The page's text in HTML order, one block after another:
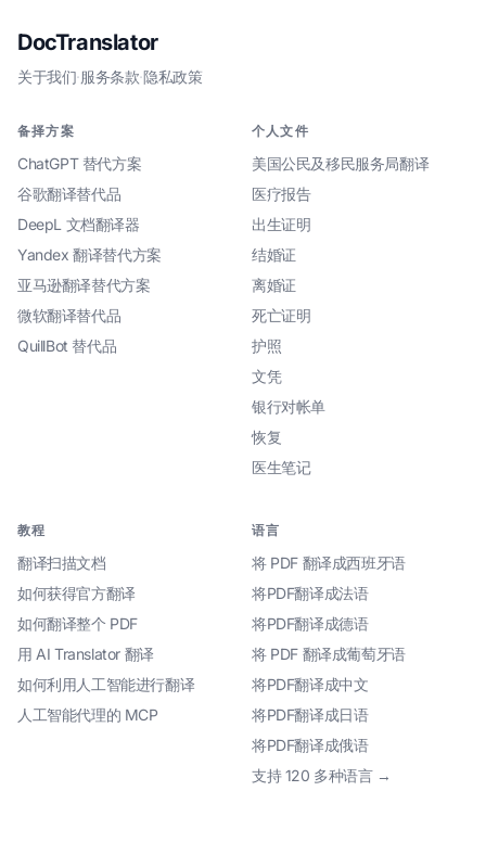
DocTranslator
关于我们·服务条款·隐私政策
备择方案
ChatGPT 替代方案
谷歌翻译替代品
DeepL 文档翻译器
Yandex 翻译替代方案
亚马逊翻译替代方案
微软翻译替代品
QuillBot 替代品
个人文件
美国公民及移民服务局翻译
医疗报告
出生证明
结婚证
离婚证
死亡证明
护照
文凭
银行对帐单
恢复
医生笔记
教程
翻译扫描文档
如何获得官方翻译
如何翻译整个 PDF
用 AI Translator 翻译
如何利用人工智能进行翻译
人工智能代理的 MCP
语言
将 PDF 翻译成西班牙语
将PDF翻译成法语
将PDF翻译成德语
将 PDF 翻译成葡萄牙语
将PDF翻译成中文
将PDF翻译成日语
将PDF翻译成俄语
支持 120 多种语言 →